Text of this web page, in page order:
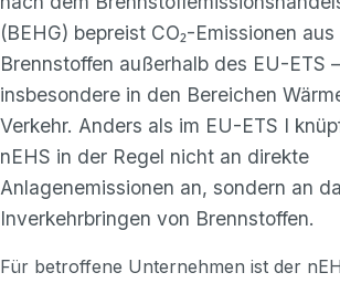
Über uns
DE | EN
Kunden-Login
(BEHG) bepreist CO₂-Emissionen aus
Brennstoffen außerhalb des EU-ETS –
insbesondere in den Bereichen
Verkehr. Anders als im EU-ETS I
nEHS in der Regel nicht an direkte
Anlagenemissionen an, sondern an
Inverkehrbringen von Brennstoffen.
Für betroffene Unternehmen ist der